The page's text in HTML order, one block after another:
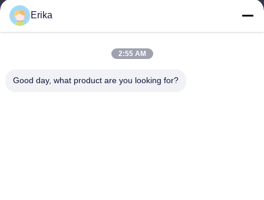
Notre adresse
Édifice international Weiye, n° 75 rue Lingnan, ville de Dali,
Erika
2:55 AM
Good day, what product are you looking for?